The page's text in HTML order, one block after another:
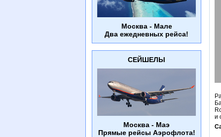
и
Москва - Мале
Два ежедневных рейса!
СЕЙШЕЛЫ
Москва - Маэ
Прямые рейсы Аэрофлота!